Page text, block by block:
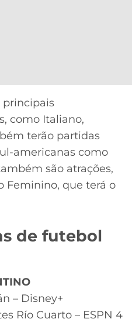
principais
como Italiano,
terão partidas
americanas como
são atrações,
Feminino, que terá o
de futebol
– Disney+
Río Cuarto – ESPN 4